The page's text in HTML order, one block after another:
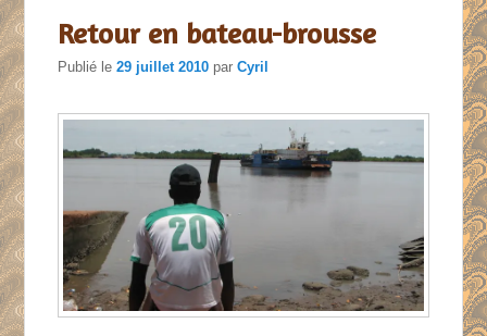
Retour en bateau-brousse
Publié le29 juillet 2010 parCyril